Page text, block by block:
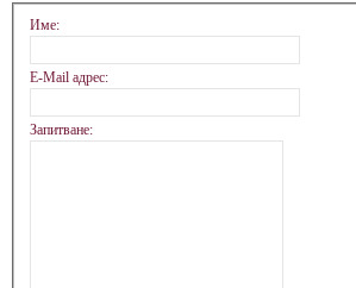
Име:
E-Mail адрес:
Запитване: